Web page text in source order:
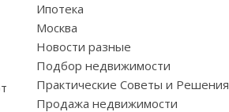
Ипотека
Москва
Новости разные
Подбор недвижимости
Практические Советы и Решения
Продажа недвижимости